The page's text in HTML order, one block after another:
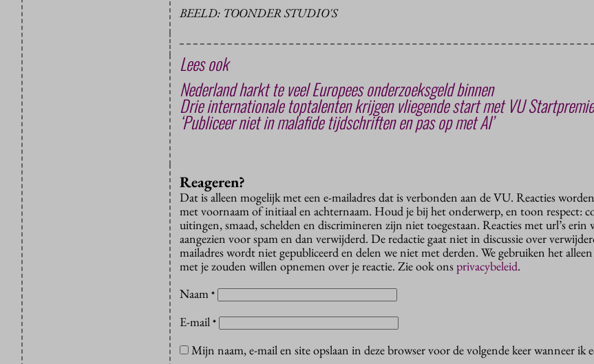
BEELD: TOONDER STUDIO'S
Lees ook
Nederland harkt te veel Europees onderzoeksgeld binnen
Drie internationale toptalenten krijgen vliegende start met VU Startpremie
‘Publiceer niet in malafide tijdschriften en pas op met AI’
Reageren?
Dat is alleen mogelijk met een e-mailadres dat is verbonden aan de VU. Reacties
met voornaam of initiaal en achternaam. Houd je bij het onderwerp, en toon respect:
uitingen, smaad, schelden en discrimineren zijn niet toegestaan. Reacties met url’s erin
aangezien voor spam en dan verwijderd. De redactie gaat niet in discussie over
mailadres wordt niet gepubliceerd en delen we niet met derden. We gebruiken het
met je zouden willen opnemen over je reactie. Zie ook onsprivacybeleid.
Naam *
E-mail *
Mijn naam, e-mail en site opslaan in deze browser voor de volgende keer wanneer ik